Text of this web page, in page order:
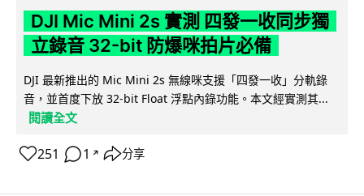
DJI Mic Mini 2s 實測 四發一收同步獨
立錄音 32-bit 防爆咪拍片必備
DJI 最新推出的 Mic Mini 2s 無線咪支援「四發一收」分軌錄
音，並首度下放 32-bit Float 浮點內錄功能。本文經實測其...
閱讀全文
251 1 ↗ 分享